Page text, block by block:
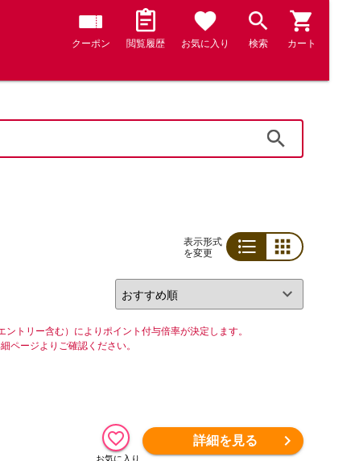
クーポン 閲覧履歴 お気に入り 検索 カート
表示形式
を変更
トリー含む）によりポイント付与倍率が決定します。
ページよりご確認ください。
詳細を見る